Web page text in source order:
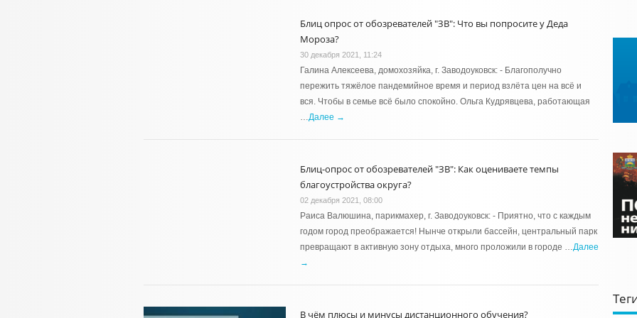
Блиц опрос от обозревателей "ЗВ": Что вы попросите у Деда
Мороза?
30 декабря 2021, 11:24
Галина Алексеева, домохозяйка, г. Заводоуковск: - Благополучно
пережить тяжёлое пандемийное время и период взлёта цен на всё и
вся. Чтобы в семье всё было спокойно. Ольга Кудрявцева, работающая
…Далее →
Блиц-опрос от обозревателей "ЗВ": Как оцениваете темпы
благоустройства округа?
02 декабря 2021, 08:00
Раиса Валюшина, парикмахер, г. Заводоуковск: - Приятно, что с каждым
годом город преображается! Нынче открыли бассейн, центральный парк
превращают в активную зону отдыха, много проложили в городе …Далее
→
В чём плюсы и минусы дистанционного обучения?